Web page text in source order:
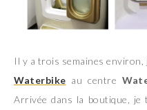
Il y a trois semaines environ,
Waterbike au centre
Arrivée dans la boutique, je